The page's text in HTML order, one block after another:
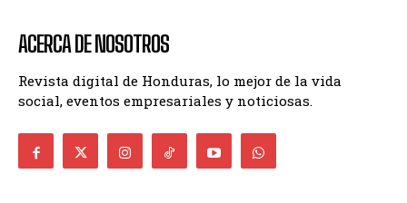
ACERCA DE NOSOTROS
Revista digital de Honduras, lo mejor de la vida
social, eventos empresariales y noticiosas.